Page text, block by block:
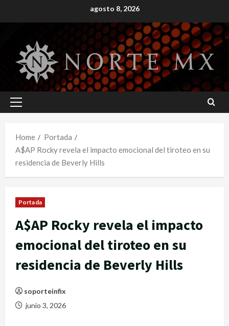
to
agosto 8, 2026
Primary
Home
Portada
A$AP Rocky revela el impacto emocional del tiroteo en su
residencia de Beverly Hills
Portada
A$AP Rocky revela el impacto
emocional del tiroteo en su
residencia de Beverly Hills
soporteinfix
junio 3, 2026